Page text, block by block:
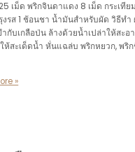
เม็ด พริกจินดาแดง 8 เม็ด กระเทีย
รส 1 ช้อนชา น้ำมันสำหรับผัด วิธีทำ
กับเกลือป่น ล้างด้วยน้ำเปล่าให้สะอ
ห้สะเด็ดน้ำ หั่นแฉล่บ พริกหยวก, พริ
»